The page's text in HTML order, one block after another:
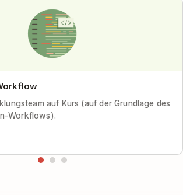
auf Kurs (auf der Grundlage des
Workflows).